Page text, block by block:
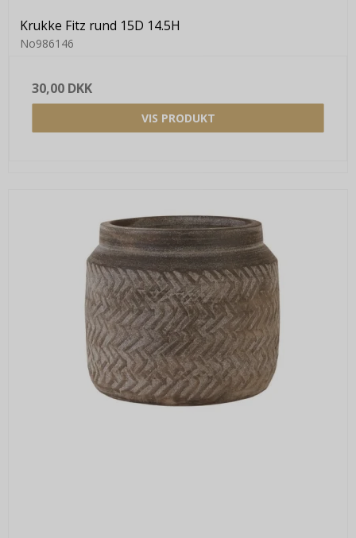
Krukke Fitz rund 15D 14.5H
No986146
30,00 DKK
VIS PRODUKT